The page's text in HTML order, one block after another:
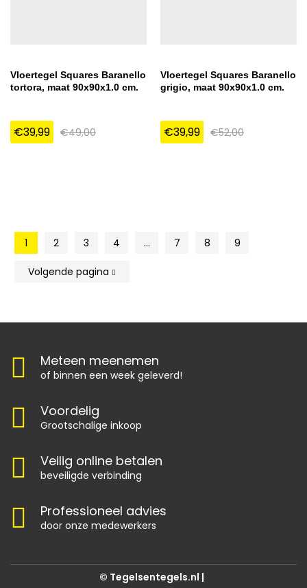
Vloertegel Squares Baranello
tortora, maat 90x90x1.0 cm.
€39,99 €49,00
Vloertegel Squares Baranello
grigio, maat 90x90x1.0 cm.
€39,99 €52,00
1 2 3 4 … 7 8 9
Volgende pagina
Meteen meenemen
of binnen een week geleverd!
Voordelig
Grootschalige inkoop
Veilig online betalen
beveiligde verbinding
Professioneel advies
door onze medewerkers
© Tegelsentegels.nl |